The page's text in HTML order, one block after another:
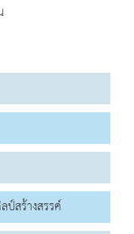
สร้างสรรค์